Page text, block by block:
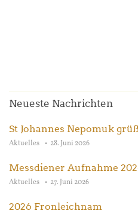
Neueste Nachrichten
St Johannes Nepomuk
Aktuelles 28. Juni 2026
Messdiener Aufnahme
Aktuelles 27. Juni 2026
2026 Fronleichnam